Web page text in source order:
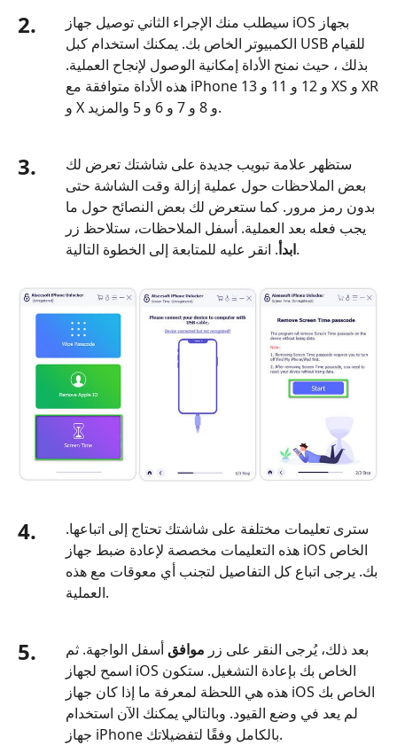
2.
سيطلب منك الإجراء الثاني توصيل جهاز iOS بجهاز
الكمبيوتر الخاص بك. يمكنك استخدام كبل USB للقيام
بذلك ، حيث نمنح الأداة إمكانية الوصول لإنجاح العملية.
هذه الأداة متوافقة مع iPhone 13 و 12 و 11 و XS و XR
و X و 8 و 7 و 6 و 5 والمزيد.
3.
ستظهر علامة تبويب جديدة على شاشتك تعرض لك
بعض الملاحظات حول عملية إزالة وقت الشاشة حتى
بدون رمز مرور. كما ستعرض لك بعض النصائح حول ما
يجب فعله بعد العملية. أسفل الملاحظات، ستلاحظ زر
ابدأ. انقر عليه للمتابعة إلى الخطوة التالية.
4.
سترى تعليمات مختلفة على شاشتك تحتاج إلى اتباعها.
هذه التعليمات مخصصة لإعادة ضبط جهاز iOS الخاص
بك. يرجى اتباع كل التفاصيل لتجنب أي معوقات مع هذه
العملية.
5. بعد ذلك، يُرجى النقر على زر موافق أسفل الواجهة. ثم
اسمح لجهاز iOS الخاص بك بإعادة التشغيل. ستكون
هذه هي اللحظة لمعرفة ما إذا كان جهاز iOS الخاص بك
لم يعد في وضع القيود. وبالتالي يمكنك الآن استخدام
جهاز iPhone بالكامل وفقًا لتفضيلاتك.